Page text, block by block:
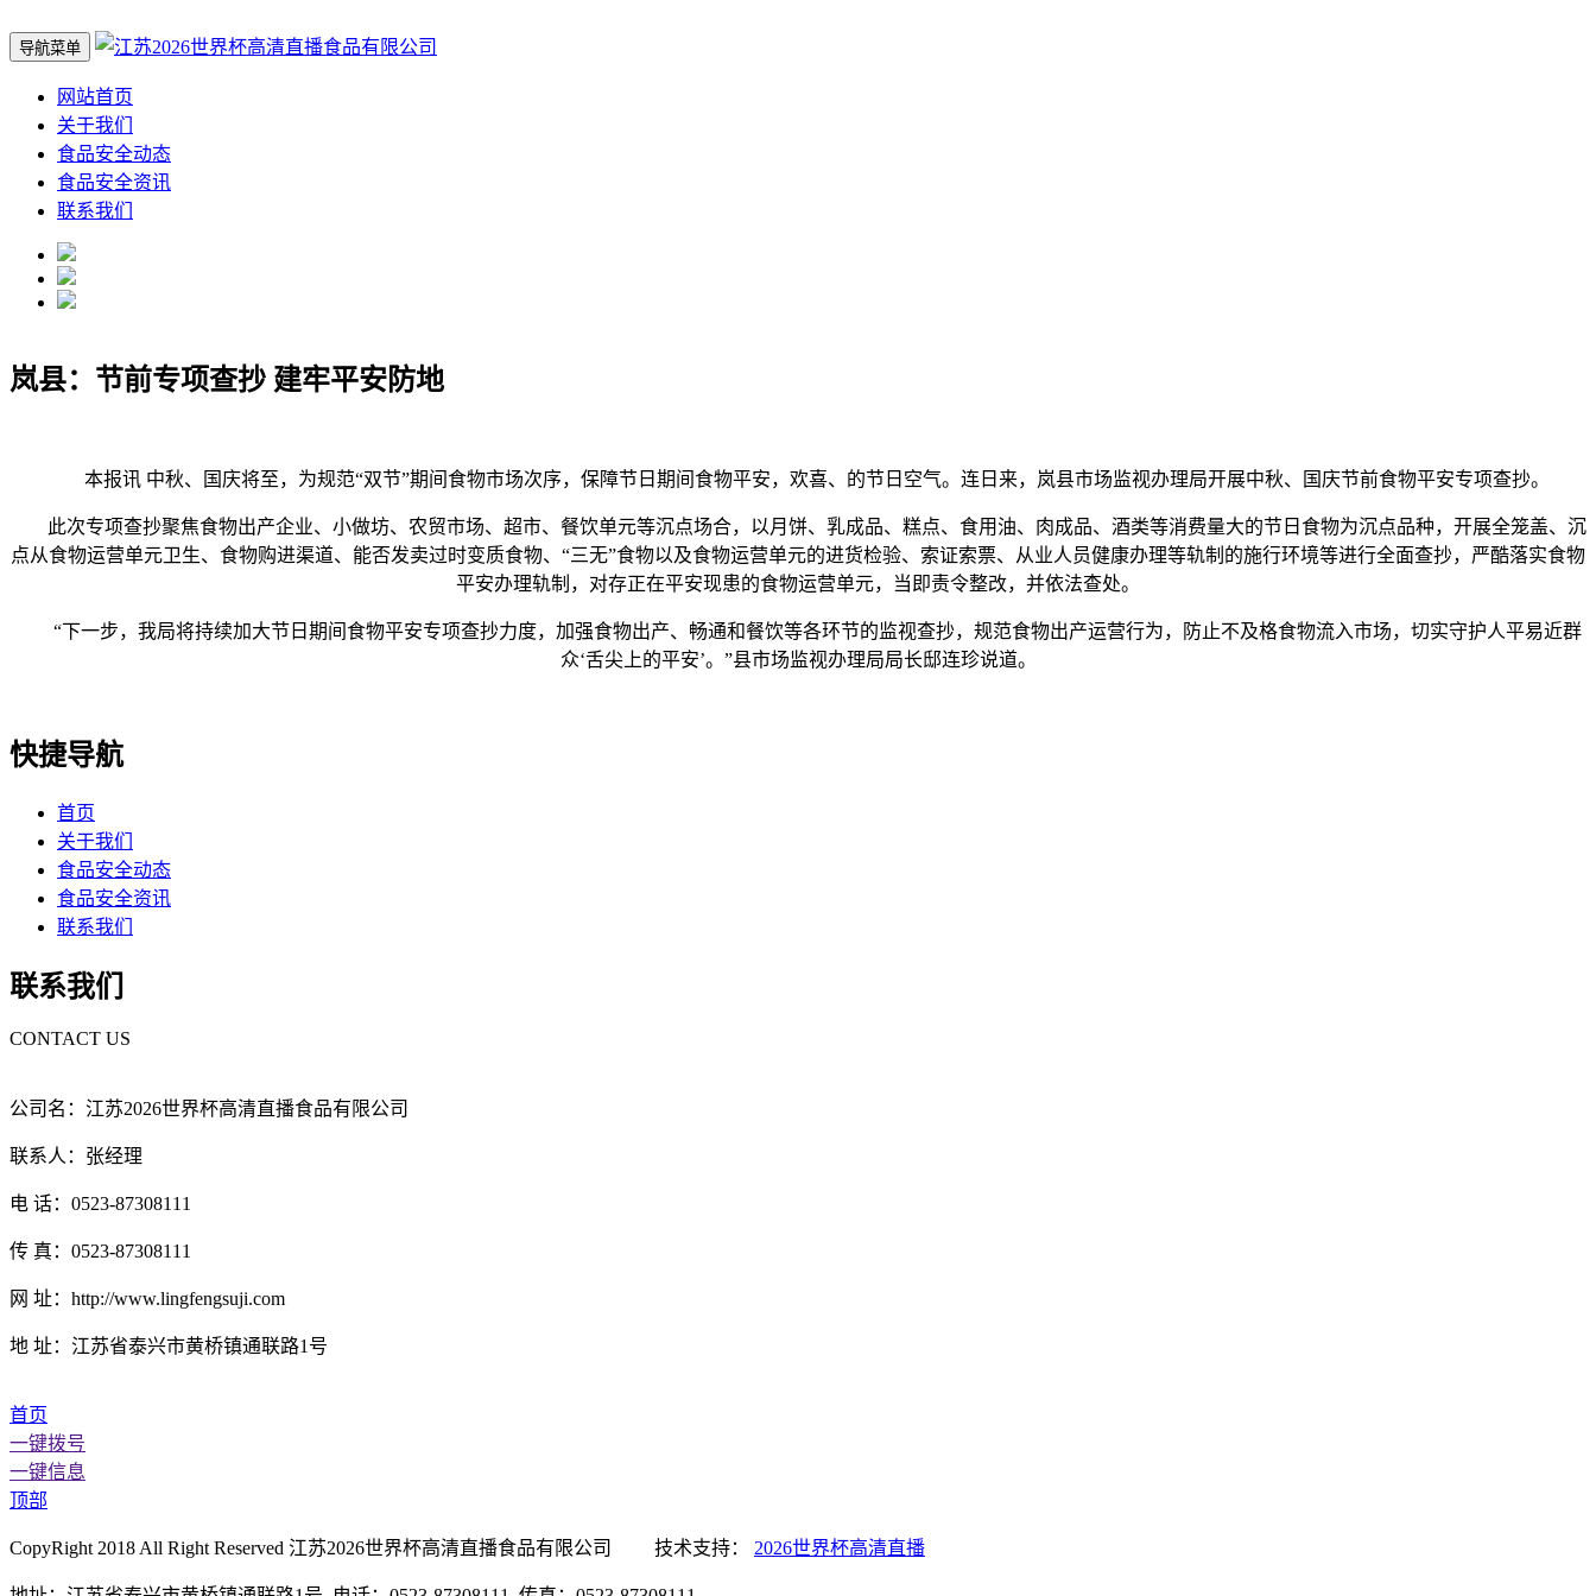
导航菜单
网站首页
关于我们
食品安全动态
食品安全资讯
联系我们
岚县：节前专项查抄 建牢平安防地
本报讯 中秋、国庆将至，为规范“双节”期间食物市场次序，保障节日期间食物平安，欢喜、的节日空气。连日来，岚县市场监视办理局开展中秋、国庆节前食物平安专项查抄。
此次专项查抄聚焦食物出产企业、小做坊、农贸市场、超市、餐饮单元等沉点场合，以月饼、乳成品、糕点、食用油、肉成品、酒类等消费量大的节日食物为沉点品种，开展全笼盖、沉
点从食物运营单元卫生、食物购进渠道、能否发卖过时变质食物、“三无”食物以及食物运营单元的进货检验、索证索票、从业人员健康办理等轨制的施行环境等进行全面查抄，严酷落实食物
平安办理轨制，对存正在平安现患的食物运营单元，当即责令整改，并依法查处。
“下一步，我局将持续加大节日期间食物平安专项查抄力度，加强食物出产、畅通和餐饮等各环节的监视查抄，规范食物出产运营行为，防止不及格食物流入市场，切实守护人平易近群
众‘舌尖上的平安’。”县市场监视办理局局长邸连珍说道。
快捷导航
首页
关于我们
食品安全动态
食品安全资讯
联系我们
联系我们
CONTACT US
公司名：江苏2026世界杯高清直播食品有限公司
联系人：张经理
电 话：0523-87308111
传 真：0523-87308111
网 址：http://www.lingfengsuji.com
地 址：江苏省泰兴市黄桥镇通联路1号
首页
一键拨号
一键信息
顶部
CopyRight 2018 All Right Reserved 江苏2026世界杯高清直播食品有限公司 技术支持： 2026世界杯高清直播